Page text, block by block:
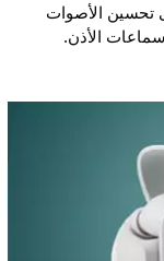
تحسين الأصوات
الأذن.